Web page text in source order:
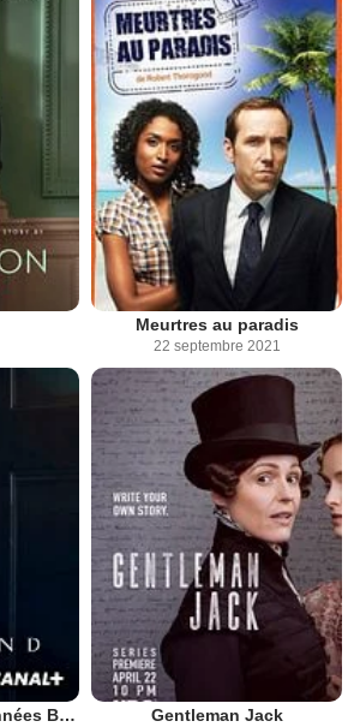
Meurtres au paradis
22 septembre 2021
This England : les années Boris Johnson Gentleman Jack